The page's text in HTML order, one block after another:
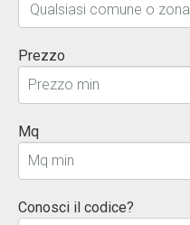
Qualsiasi comune o zona
Prezzo
Mq
Conosci il codice?